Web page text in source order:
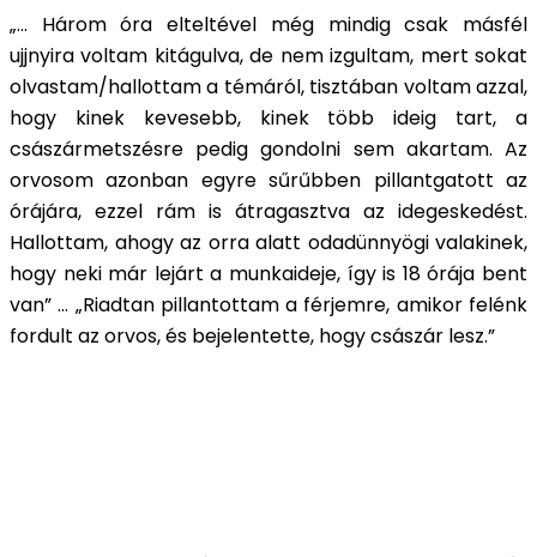
„... Három óra elteltével még mindig csak másfél
ujjnyira voltam kitágulva, de nem izgultam, mert sokat
olvastam/hallottam a témáról, tisztában voltam azzal,
hogy kinek kevesebb, kinek több ideig tart, a
császármetszésre pedig gondolni sem akartam. Az
orvosom azonban egyre sűrűbben pillantgatott az
órájára, ezzel rám is átragasztva az idegeskedést.
Hallottam, ahogy az orra alatt odadünnyögi valakinek,
hogy neki már lejárt a munkaideje, így is 18 órája bent
van” … „Riadtan pillantottam a férjemre, amikor felénk
fordult az orvos, és bejelentette, hogy császár lesz.”